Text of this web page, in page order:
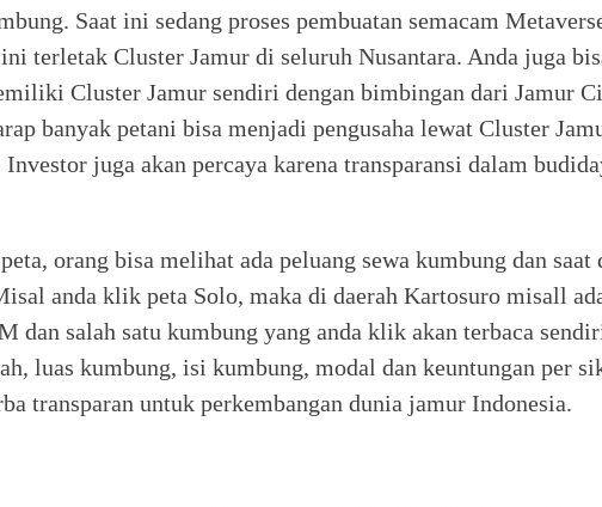
Saat ini sedang proses pembuatan semacam
terletak Cluster Jamur di seluruh Nusantara. Anda juga
Cluster Jamur sendiri dengan bimbingan dari Jamur
banyak petani bisa menjadi pengusaha lewat Cluster
juga akan percaya karena transparansi dalam
orang bisa melihat ada peluang sewa kumbung dan
anda klik peta Solo, maka di daerah Kartosuro misall
dan salah satu kumbung yang anda klik akan terbaca
luas kumbung, isi kumbung, modal dan keuntungan per
transparan untuk perkembangan dunia jamur Indonesia.